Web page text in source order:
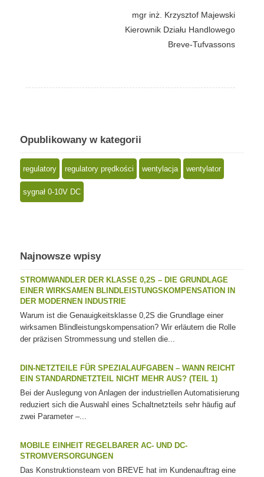
mgr inż. Krzysztof Majewski
Kierownik Działu Handlowego
Breve-Tufvassons
Opublikowany w kategorii
regulatory regulatory prędkości wentylacja wentylator
sygnał 0-10V DC
Najnowsze wpisy
STROMWANDLER DER KLASSE 0,2S – DIE GRUNDLAGE
EINER WIRKSAMEN BLINDLEISTUNGSKOMPENSATION IN
DER MODERNEN INDUSTRIE
Warum ist die Genauigkeitsklasse 0,2S die Grundlage einer
wirksamen Blindleistungskompensation? Wir erläutern die Rolle
der präzisen Strommessung und stellen die...
DIN-NETZTEILE FÜR SPEZIALAUFGABEN – WANN REICHT
EIN STANDARDNETZTEIL NICHT MEHR AUS? (TEIL 1)
Bei der Auslegung von Anlagen der industriellen Automatisierung
reduziert sich die Auswahl eines Schaltnetzteils sehr häufig auf
zwei Parameter –...
MOBILE EINHEIT REGELBARER AC- UND DC-
STROMVERSORGUNGEN
Das Konstruktionsteam von BREVE hat im Kundenauftrag eine